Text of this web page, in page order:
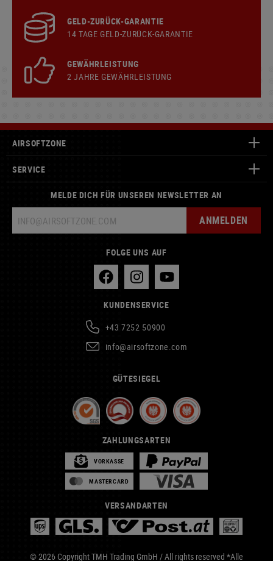
GELD-ZURÜCK-GARANTIE
14 TAGE GELD-ZURÜCK-GARANTIE
GEWÄHRLEISTUNG
2 JAHRE GEWÄHRLEISTUNG
AIRSOFTZONE
SERVICE
MELDE DICH FÜR UNSEREN NEWSLETTER AN
ANMELDEN
FOLGE UNS AUF
KUNDENSERVICE
+43 7252 50900
info@airsoftzone.com
GÜTESIEGEL
ZAHLUNGSARTEN
VORKASSE
MASTERCARD
VERSANDARTEN
© 2026 Copyright TMH Trading GmbH / All rights reserved *Alle